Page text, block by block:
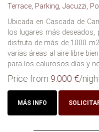
Terrace, Parking, Jacuzzi,
Ubicada en Cascada de
los lugares más deseados,
disfruta de más de 1000
varias áreas al aire libre
para los calurosos días y
Price from 9.000 €/
MÁS INFO